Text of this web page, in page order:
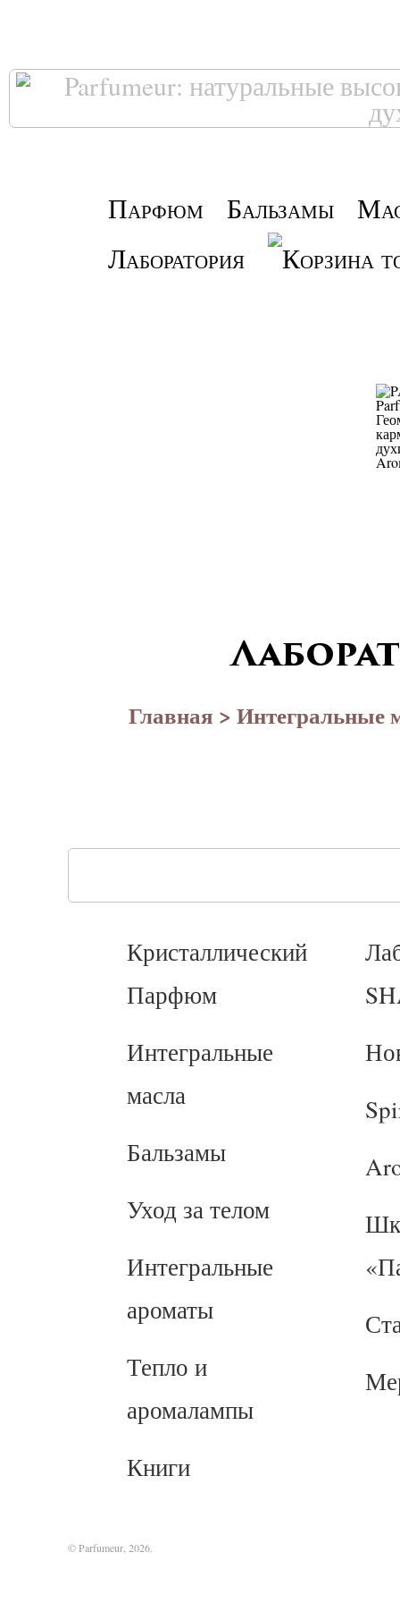
Парфюм Бальзамы
Лаборатория
Главная > Интегральные
Кристаллический
Парфюм
Интегральные
масла
Бальзамы
Уход за телом
Интегральные
ароматы
Тепло и
аромалампы
Книги
© Parfumeur, 2026.